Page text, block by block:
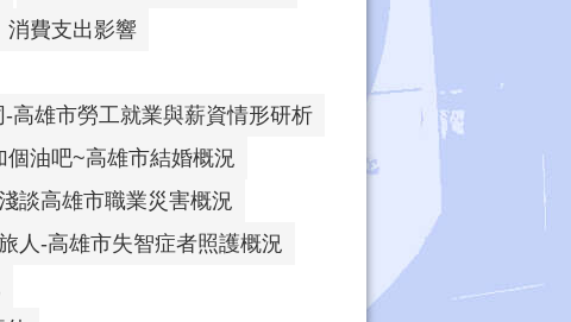
消費支出影響
高雄市勞工就業與薪資情形研析
個油吧~高雄市結婚概況
談高雄市職業災害概況
人-高雄市失智症者照護概況